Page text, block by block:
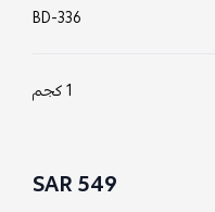
BD-336
1 كجم
549 SAR